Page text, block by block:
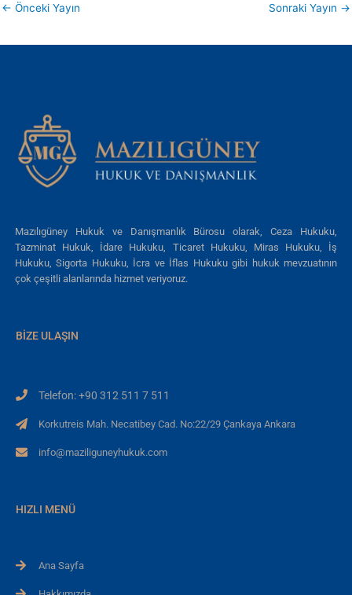
← Önceki Yayın Sonraki Yayın →
Mazılıgüney Hukuk ve Danışmanlık Bürosu olarak, Ceza Hukuku,
Tazminat Hukuk, İdare Hukuku, Ticaret Hukuku, Miras Hukuku, İş
Hukuku, Sigorta Hukuku, İcra ve İflas Hukuku gibi hukuk mevzuatının
çok çeşitli alanlarında hizmet veriyoruz.
BIZE ULAŞIN
Telefon: +90 312 511 7 511
Korkutreis Mah. Necatibey Cad. No:22/29 Çankaya Ankara
info@maziliguneyhukuk.com
HIZLI MENÜ
Ana Sayfa